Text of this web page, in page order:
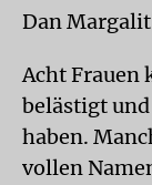
Dan
Acht Frauen
belästigt
haben.
vollen